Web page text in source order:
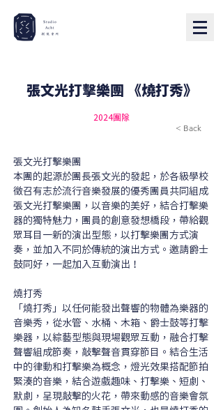
張文光打擊樂團 《燒打秀》
2024團隊
< Back
張文光打擊樂團
本團的起源於團長張文光的發起，於各級學校
徵召有志於流行音樂發展的優秀團員共同組成
張文光打擊樂團，以音樂的美好，結合打擊樂
器的獨特魅力，團員的創意發想橋段，帶給觀
眾耳目一新的演出型態，以打擊樂團方式演
奏，並加入不同於傳統的演出方式。邀請爵士
鼓同好，一起加入互動演出！
燒打秀
「燒打秀」以任何能發出聲響的物體為樂器的
音樂秀，從水管、水桶、木箱、爵士鼓等打擊
樂器，以綜藝型態與現場觀眾互動，融合打擊
聲響組成節奏，敲擊聲音貫穿節目。結合生活
中的律動和打擊樂為概念，燈光效果搭配節拍
緊湊的音樂，結合遊戲趣味、打擊樂、短劇、
默劇，呈現敲擊的火花，帶來動感的音樂會氛